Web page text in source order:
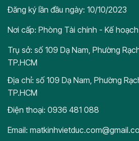
Đăng ký lần đầu ngày: 10/10/2023
Nơi cấp: Phòng Tài chính - Kế
Trụ sở: số 109 Dạ Nam, Phường
TP.HCM
Địa chỉ: số 109 Dạ Nam, Phường
TP.HCM
Điện thoại: 0936 481 088
Email: